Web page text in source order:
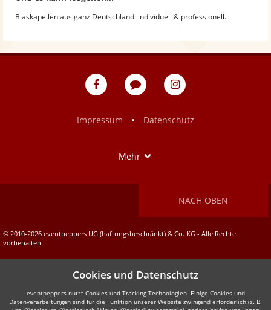
Blaskapellen aus ganz Deutschland: individuell & professionell.
eventpeppers
Blog
eventpeppers
Impressum
• Datenschutz
Mehr
NACH OBEN
© 2010-2026 eventpeppers UG (haftungsbeschränkt) & Co. KG - Alle Rechte
vorbehalten.
Cookies und Datenschutz
eventpeppers nutzt Cookies und Tracking-Technologien. Einige Cookies und
Datenverarbeitungen sind für die Funktion unserer Website zwingend erforderlich (z. B.